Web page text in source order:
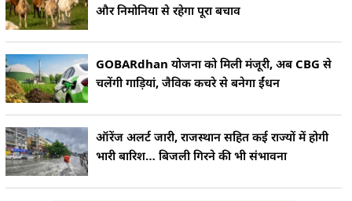
और निमोनिया से रहेगा पूरा बचाव
GOBARdhan योजना को मिली मंजूरी, अब CBG से
चलेंगी गाड़ियां, जैविक कचरे से बनेगा ईंधन
ऑरेंज अलर्ट जारी, राजस्थान सहित कई राज्यों में होगी
भारी बारिश… बिजली गिरने की भी संभावना